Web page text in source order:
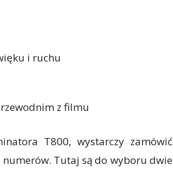
i ruchu
z filmu
T800, wystarczy zamówić
numerów. Tutaj są do wyboru dwie